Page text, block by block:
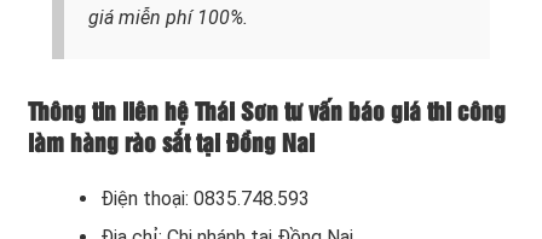
giá miễn phí 100%.
Thông tin liên hệ Thái Sơn tư vấn báo giá thi công
làm hàng rào sắt tại Đồng Nai
Điện thoại: 0835.748.593